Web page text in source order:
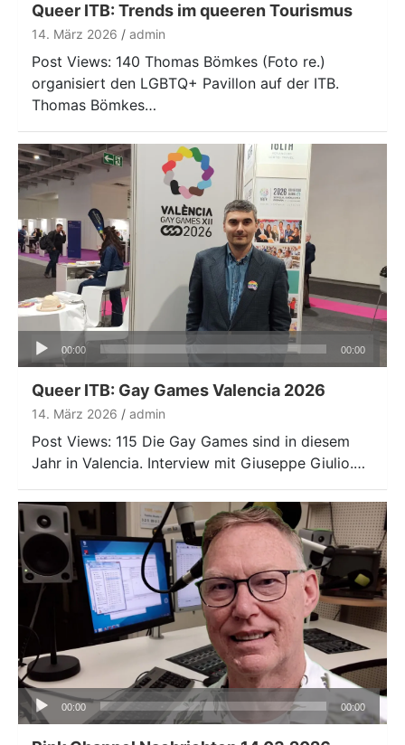
Queer ITB: Trends im queeren Tourismus
14. März 2026 admin
Post Views: 140 Thomas Bömkes (Foto re.)
organisiert den LGBTQ+ Pavillon auf der ITB.
Thomas Bömkes…
Audio-
Player
00:00 00:00
Queer ITB: Gay Games Valencia 2026
14. März 2026 admin
Post Views: 115 Die Gay Games sind in diesem
Jahr in Valencia. Interview mit Giuseppe Giulio.…
Audio-
Player
00:00 00:00